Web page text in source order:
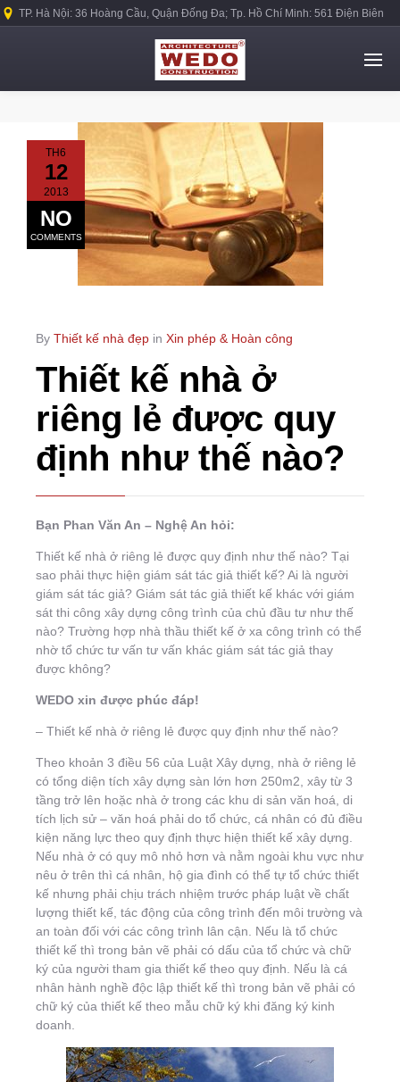
TP. Hà Nội: 36 Hoàng Cầu, Quận Đống Đa; Tp. Hồ Chí Minh: 561 Điện Biên
TH6
12
2013
NO
COMMENTS
By Thiết kế nhà đẹp in Xin phép & Hoàn công
Thiết kế nhà ở
riêng lẻ được quy
định như thế nào?
Bạn Phan Văn An – Nghệ An hỏi:
Thiết kế nhà ở riêng lẻ được quy định như thế nào? Tại
sao phải thực hiện giám sát tác giả thiết kế? Ai là người
giám sát tác giả? Giám sát tác giả thiết kế khác với giám
sát thi công xây dựng công trình của chủ đầu tư như thế
nào? Trường hợp nhà thầu thiết kế ở xa công trình có thể
nhờ tổ chức tư vấn tư vấn khác giám sát tác giả thay
được không?
WEDO xin được phúc đáp!
– Thiết kế nhà ở riêng lẻ được quy định như thế nào?
Theo khoản 3 điều 56 của Luật Xây dựng, nhà ở riêng lẻ
có tổng diện tích xây dựng sàn lớn hơn 250m2, xây từ 3
tầng trở lên hoặc nhà ở trong các khu di sản văn hoá, di
tích lịch sử – văn hoá phải do tổ chức, cá nhân có đủ điều
kiện năng lực theo quy định thực hiện thiết kế xây dựng.
Nếu nhà ở có quy mô nhỏ hơn và nằm ngoài khu vực như
nêu ở trên thì cá nhân, hộ gia đình có thể tự tổ chức thiết
kế nhưng phải chịu trách nhiệm trước pháp luật về chất
lượng thiết kế, tác động của công trình đến môi trường và
an toàn đối với các công trình lân cận. Nếu là tổ chức
thiết kế thì trong bản vẽ phải có dấu của tổ chức và chữ
ký của người tham gia thiết kế theo quy định. Nếu là cá
nhân hành nghề độc lập thiết kế thì trong bản vẽ phải có
chữ ký của thiết kế theo mẫu chữ ký khi đăng ký kinh
doanh.